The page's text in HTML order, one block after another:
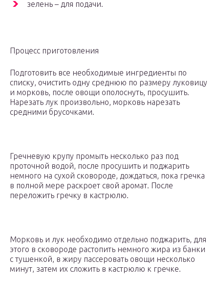
зелень – для подачи.
Процесс приготовления
Подготовить все необходимые ингредиенты по
списку, очистить одну среднюю по размеру луковицу
и морковь, после овощи ополоснуть, просушить.
Нарезать лук произвольно, морковь нарезать
средними брусочками.
Гречневую крупу промыть несколько раз под
проточной водой, после просушить и поджарить
немного на сухой сковороде, дождаться, пока гречка
в полной мере раскроет свой аромат. После
переложить гречку в кастрюлю.
Морковь и лук необходимо отдельно поджарить, для
этого в сковороде растопить немного жира из банки
с тушенкой, в жиру пассеровать овощи несколько
минут, затем их сложить в кастрюлю к гречке.